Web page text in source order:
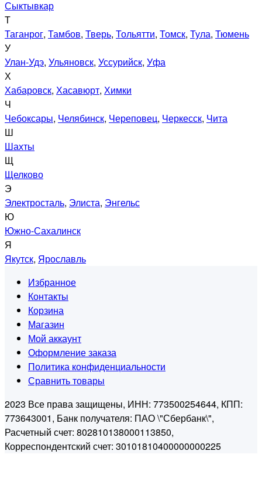
Сыктывкар
Т
Таганрог, Тамбов, Тверь, Тольятти, Томск, Тула, Тюмень
У
Улан-Удэ, Ульяновск, Уссурийск, Уфа
Х
Хабаровск, Хасавюрт, Химки
Ч
Чебоксары, Челябинск, Череповец, Черкесск, Чита
Ш
Шахты
Щ
Щелково
Э
Электросталь, Элиста, Энгельс
Ю
Южно-Сахалинск
Я
Якутск, Ярославль
Избранное
Контакты
Корзина
Магазин
Мой аккаунт
Оформление заказа
Политика конфиденциальности
Сравнить товары
2023 Все права защищены, ИНН: 773500254644, КПП:
773643001, Банк получателя: ПАО \"Сбербанк\",
Расчетный счет: 802810138000113850,
Корреспондентский счет: 30101810400000000225